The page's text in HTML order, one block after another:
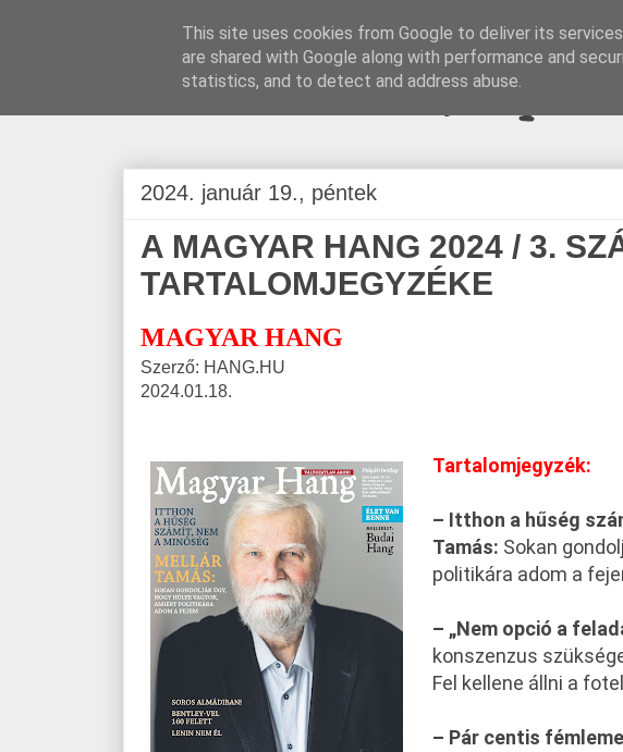
BLOGÁSZAT, napi
2024. január 19., péntek
A MAGYAR HANG 2024 / 3.
TARTALOMJEGYZÉKE
MAGYAR HANG
Szerző: HANG.HU
2024.01.18.
Tartalomjegyzék:
– Itthon a hűség
Tamás: Sokan
politikára adom a
– „Nem opció a
konszenzus
Fel kellene állni a
– Pár centis
This site uses cookies from Google to deliver its
are shared with Google along with performance and
statistics, and to detect and address abuse.